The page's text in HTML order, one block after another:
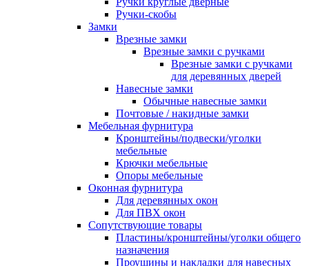
Ручки-скобы
Замки
Врезные замки
Врезные замки с ручками
Врезные замки с ручками
для деревянных дверей
Навесные замки
Обычные навесные замки
Почтовые / накидные замки
Мебельная фурнитура
Кронштейны/подвески/уголки
мебельные
Крючки мебельные
Опоры мебельные
Оконная фурнитура
Для деревянных окон
Для ПВХ окон
Сопутствующие товары
Пластины/кронштейны/уголки общего
назначения
Проушины и накладки для навесных